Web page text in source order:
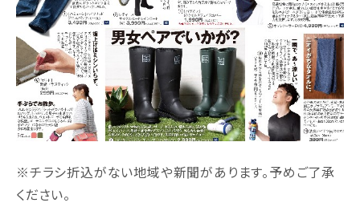
※チラシ折込がない地域や新聞があります。予めご了承
ください。